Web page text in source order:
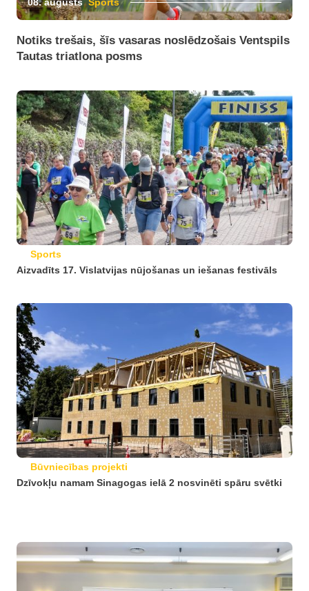
Notiks trešais, šīs vasaras noslēdzošais Ventspils
Tautas triatlona posms
Sports
Aizvadīts 17. Vislatvijas nūjošanas un iešanas festivāls
Būvniecības projekti
Dzīvokļu namam Sinagogas ielā 2 nosvinēti spāru svētki